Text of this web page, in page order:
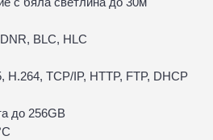
BLC, HLC
H.264, TCP/IP, HTTP, FTP, DHCP
до 256GB